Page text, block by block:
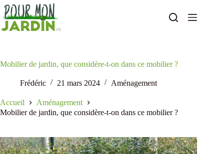
Passer
au
contenu
Mobilier de jardin, que considère-t-on dans ce mobilier ?
Frédéric 21 mars 2024 Aménagement
Accueil
Aménagement
Mobilier de jardin, que considère-t-on dans ce mobilier ?